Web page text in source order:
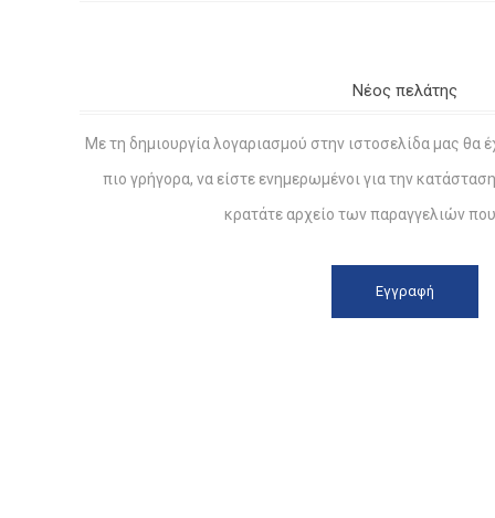
Νέος πελάτης
Με τη δημιουργία λογαριασμού στην ιστοσελίδα μας θα
πιο γρήγορα, να είστε ενημερωμένοι για την
κρατάτε αρχείο των παραγγελιών που